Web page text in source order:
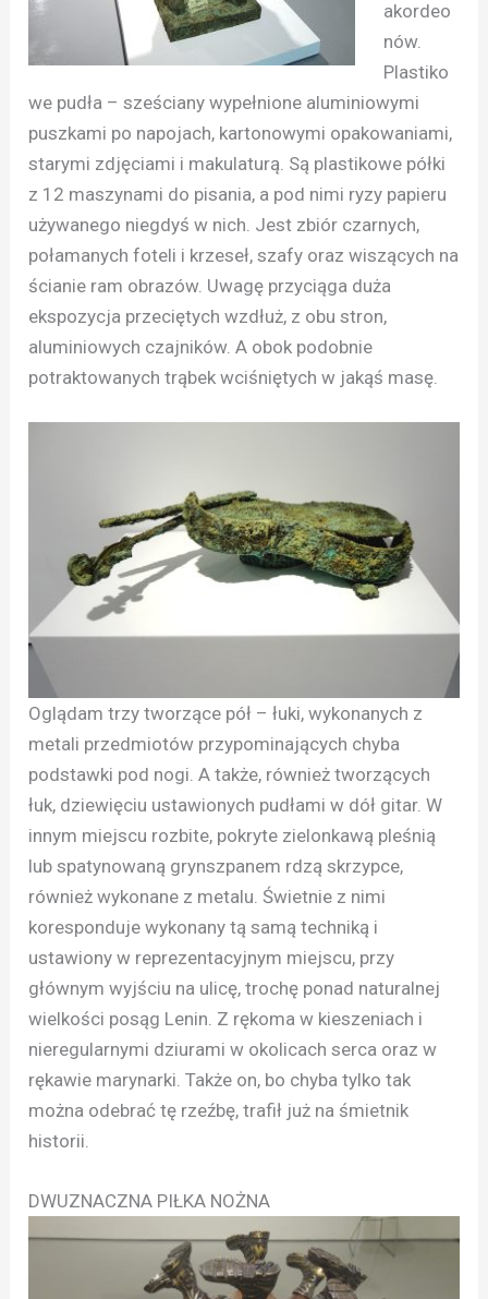
akordeo
nów.
Plastiko
we pudła – sześciany wypełnione aluminiowymi
puszkami po napojach, kartonowymi opakowaniami,
starymi zdjęciami i makulaturą. Są plastikowe półki
z 12 maszynami do pisania, a pod nimi ryzy papieru
używanego niegdyś w nich. Jest zbiór czarnych,
połamanych foteli i krzeseł, szafy oraz wiszących na
ścianie ram obrazów. Uwagę przyciąga duża
ekspozycja przeciętych wzdłuż, z obu stron,
aluminiowych czajników. A obok podobnie
potraktowanych trąbek wciśniętych w jakąś masę.
Oglądam trzy tworzące pół – łuki, wykonanych z
metali przedmiotów przypominających chyba
podstawki pod nogi. A także, również tworzących
łuk, dziewięciu ustawionych pudłami w dół gitar. W
innym miejscu rozbite, pokryte zielonkawą pleśnią
lub spatynowaną grynszpanem rdzą skrzypce,
również wykonane z metalu. Świetnie z nimi
koresponduje wykonany tą samą techniką i
ustawiony w reprezentacyjnym miejscu, przy
głównym wyjściu na ulicę, trochę ponad naturalnej
wielkości posąg Lenin. Z rękoma w kieszeniach i
nieregularnymi dziurami w okolicach serca oraz w
rękawie marynarki. Także on, bo chyba tylko tak
można odebrać tę rzeźbę, trafił już na śmietnik
historii.
DWUZNACZNA PIŁKA NOŻNA